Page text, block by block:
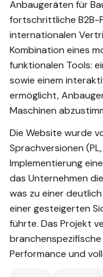
Anbaugeräten für
fortschrittliche B2B-
internationalen
Kombination eines
funktionalen Tools:
sowie einem
ermöglicht,
Maschinen
Die Website wurde
Sprachversionen
Implementierung
das Unternehmen
was zu einer
einer gesteigerten
führte. Das Projekt
Performance und